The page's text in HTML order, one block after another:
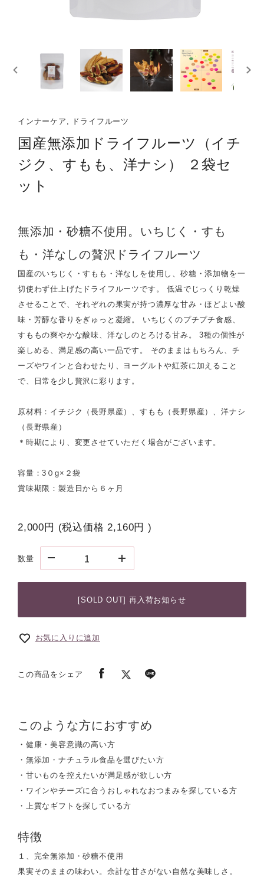
インナーケア, ドライフルーツ
国産無添加ドライフルーツ（イチ
ジク、すもも、洋ナシ） ２袋セ
ット
無添加・砂糖不使用。いちじく・すも
も・洋なしの贅沢ドライフルーツ
国産のいちじく・すもも・洋なしを使用し、砂糖・添加物を一
切使わず仕上げたドライフルーツです。 低温でじっくり乾燥
させることで、それぞれの果実が持つ濃厚な甘み・ほどよい酸
味・芳醇な香りをぎゅっと凝縮。 いちじくのプチプチ食感、
すももの爽やかな酸味、洋なしのとろける甘み。 3種の個性が
楽しめる、満足感の高い一品です。 そのままはもちろん、チ
ーズやワインと合わせたり、ヨーグルトや紅茶に加えること
で、日常を少し贅沢に彩ります。
原材料：イチジク（長野県産）、すもも（長野県産）、洋ナシ
（長野県産）
＊時期により、変更させていただく場合がございます。
容量：3０g×２袋
賞味期限：製造日から６ヶ月
2,000円 (税込価格2,160円 )
数量
[SOLD OUT] 再入荷お知らせ
お気に入りに追加
この商品をシェア
このような方におすすめ
・健康・美容意識の高い方
・無添加・ナチュラル食品を選びたい方
・甘いものを控えたいが満足感が欲しい方
・ワインやチーズに合うおしゃれなおつまみを探している方
・上質なギフトを探している方
特徴
１、完全無添加・砂糖不使用
果実そのままの味わい。余計な甘さがない自然な美味しさ。